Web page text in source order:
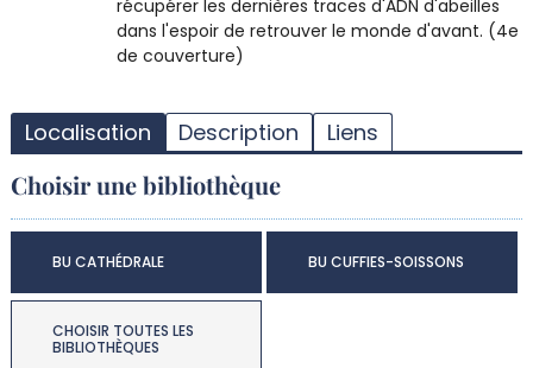
récupérer les dernières traces d'ADN d'abeilles
dans l'espoir de retrouver le monde d'avant. (4e
de couverture)
Localisation Description Liens
Choisir une bibliothèque
BU CATHÉDRALE BU CUFFIES-SOISSONS
CHOISIR TOUTES LES
BIBLIOTHÈQUES